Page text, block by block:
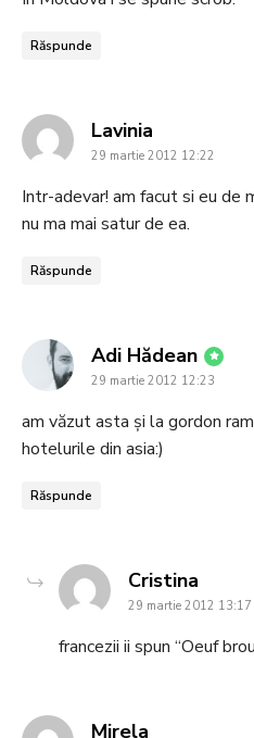
Răspunde
Lavinia
29 martie 2012 12:22
Intr-adevar! am facut si eu
nu ma mai satur de ea.
Răspunde
Adi Hădean says:
29 martie 2012 12:23
am văzut asta și la gordon
hotelurile din asia:)
Răspunde
Cristina
29 martie 2012 13:17
francezii ii spun “Oeuf
Mirela